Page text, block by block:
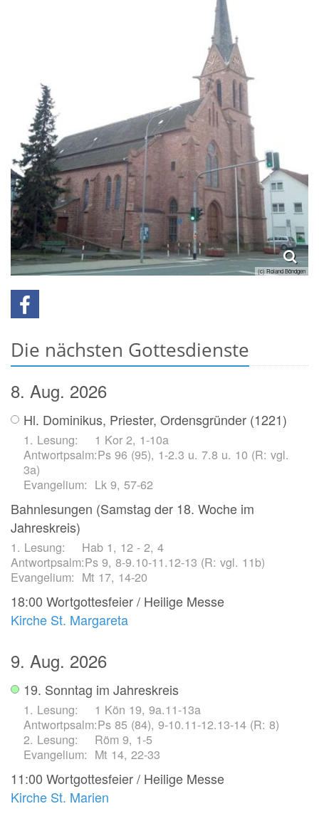
(c) Roland Böndgen
Die nächsten Gottesdienste
8. Aug. 2026
Hl. Dominikus, Priester, Ordensgründer (1221)
1 Kor 2, 1-10a
Ps 96 (95), 1-2.3 u. 7.8 u. 10 (R: vgl.
3a)
Lk 9, 57-62
Bahnlesungen (Samstag der 18. Woche im
Jahreskreis)
Hab 1, 12 - 2, 4
Ps 9, 8-9.10-11.12-13 (R: vgl. 11b)
Mt 17, 14-20
18:00 Wortgottesfeier / Heilige Messe
Kirche St. Margareta
9. Aug. 2026
19. Sonntag im Jahreskreis
1 Kön 19, 9a.11-13a
Ps 85 (84), 9-10.11-12.13-14 (R: 8)
Röm 9, 1-5
Mt 14, 22-33
11:00 Wortgottesfeier / Heilige Messe
Kirche St. Marien